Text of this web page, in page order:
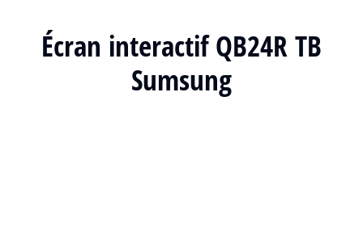
Écran interactif QB24R TB
Sumsung